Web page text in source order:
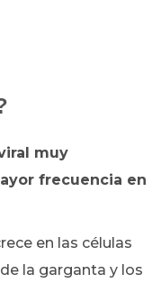
muy
frecuencia en
en las células
la garganta y los